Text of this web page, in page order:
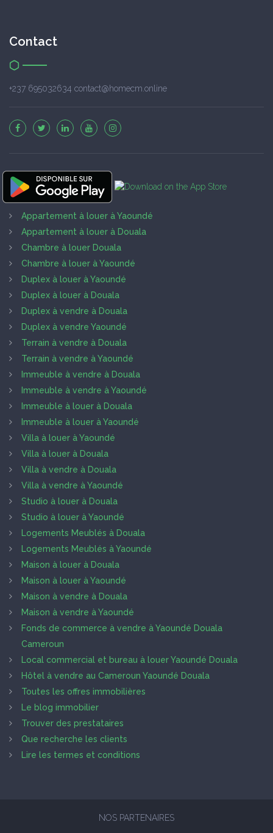
Contact
+237 695032634 contact@homecm.online
Appartement à louer à Yaoundé
Appartement à louer à Douala
Chambre à louer Douala
Chambre à louer à Yaoundé
Duplex à louer à Yaoundé
Duplex à louer à Douala
Duplex à vendre à Douala
Duplex à vendre Yaoundé
Terrain à vendre à Douala
Terrain à vendre à Yaoundé
Immeuble à vendre à Douala
Immeuble à vendre à Yaoundé
Immeuble à louer à Douala
Immeuble à louer à Yaoundé
Villa à louer à Yaoundé
Villa à louer à Douala
Villa à vendre à Douala
Villa à vendre à Yaoundé
Studio à louer à Douala
Studio à louer à Yaoundé
Logements Meublés à Douala
Logements Meublés à Yaoundé
Maison à louer à Douala
Maison à louer à Yaoundé
Maison à vendre à Douala
Maison à vendre à Yaoundé
Fonds de commerce à vendre à Yaoundé Douala
Cameroun
Local commercial et bureau à louer Yaoundé Douala
Hôtel à vendre au Cameroun Yaoundé Douala
Toutes les offres immobilières
Le blog immobilier
Trouver des prestataires
Que recherche les clients
Lire les termes et conditions
NOS PARTENAIRES